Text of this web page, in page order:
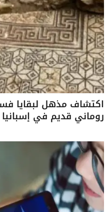
اكتشاف مذهل لبقايا
روماني قديم في إسبانيا